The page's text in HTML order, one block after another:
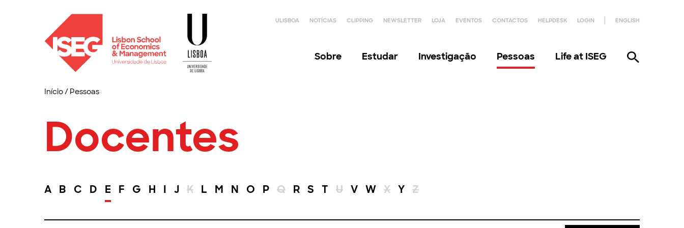
ULISBOA NOTÍCIAS CLIPPING NEWSLETTER LOJA EVENTOS CONTACTOS HELPDESK LOGIN ENGLISH
Sobre Estudar Investigação Pessoas Life at ISEG
Início/ Pessoas
Docentes
A B C D E F G H I J K L M N O P Q R S T U V W X Y Z